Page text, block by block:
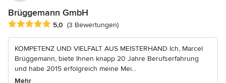
Brüggemann GmbH
Durchschnittliche Bewertung: 5 von 5 Sternen
5,0 (3 Bewertungen)
KOMPETENZ UND VIELFALT AUS MEISTERHAND Ich, Marcel
Brüggemann, biete Ihnen knapp 20 Jahre Berufserfahrung
und habe 2015 erfolgreich meine Mei...
Mehr